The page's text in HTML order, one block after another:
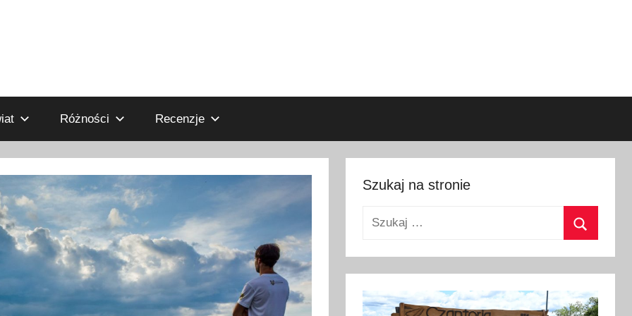
Różności Recenzje
Szukaj na stronie
Szukaj: